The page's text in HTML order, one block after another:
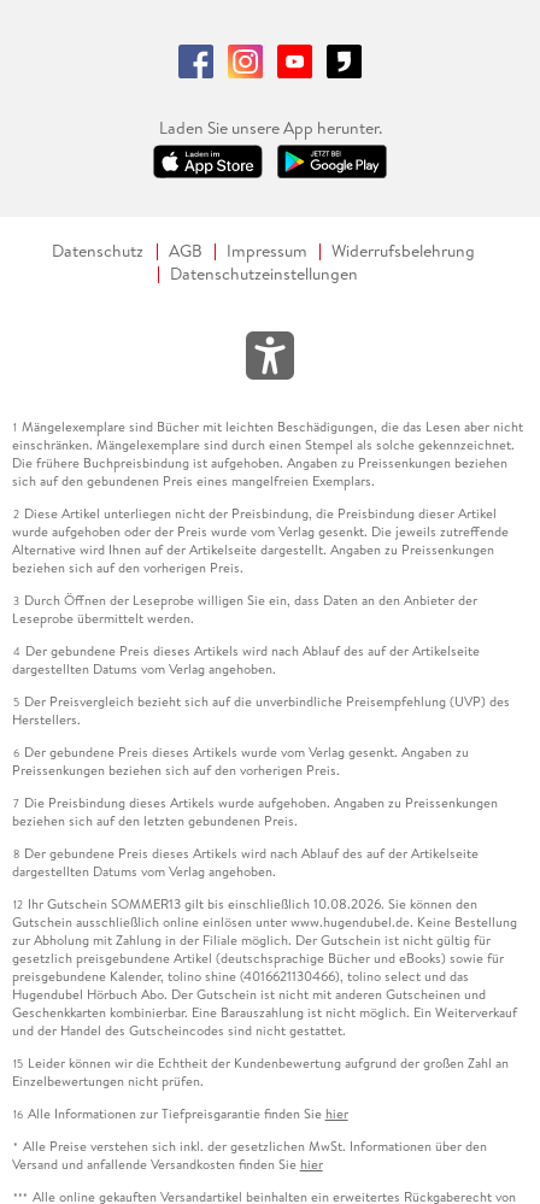
Laden Sie unsere App herunter.
Datenschutz AGB Impressum
Widerrufsbelehrung
Datenschutzeinstellungen
1 Mängelexemplare sind Bücher mit leichten Beschädigungen, die das Lesen aber nicht
einschränken. Mängelexemplare sind durch einen Stempel als solche gekennzeichnet.
Die frühere Buchpreisbindung ist aufgehoben. Angaben zu Preissenkungen beziehen
sich auf den gebundenen Preis eines mangelfreien Exemplars.
2 Diese Artikel unterliegen nicht der Preisbindung, die Preisbindung dieser Artikel
wurde aufgehoben oder der Preis wurde vom Verlag gesenkt. Die jeweils zutreffende
Alternative wird Ihnen auf der Artikelseite dargestellt. Angaben zu Preissenkungen
beziehen sich auf den vorherigen Preis.
3 Durch Öffnen der Leseprobe willigen Sie ein, dass Daten an den Anbieter der
Leseprobe übermittelt werden.
4 Der gebundene Preis dieses Artikels wird nach Ablauf des auf der Artikelseite
dargestellten Datums vom Verlag angehoben.
5 Der Preisvergleich bezieht sich auf die unverbindliche Preisempfehlung (UVP) des
Herstellers.
6 Der gebundene Preis dieses Artikels wurde vom Verlag gesenkt. Angaben zu
Preissenkungen beziehen sich auf den vorherigen Preis.
7 Die Preisbindung dieses Artikels wurde aufgehoben. Angaben zu Preissenkungen
beziehen sich auf den letzten gebundenen Preis.
8 Der gebundene Preis dieses Artikels wird nach Ablauf des auf der Artikelseite
dargestellten Datums vom Verlag angehoben.
12 Ihr Gutschein SOMMER13 gilt bis einschließlich 10.08.2026. Sie können den
Gutschein ausschließlich online einlösen unter www.hugendubel.de. Keine Bestellung
zur Abholung mit Zahlung in der Filiale möglich. Der Gutschein ist nicht gültig für
gesetzlich preisgebundene Artikel (deutschsprachige Bücher und eBooks) sowie für
preisgebundene Kalender, tolino shine (4016621130466), tolino select und das
Hugendubel Hörbuch Abo. Der Gutschein ist nicht mit anderen Gutscheinen und
Geschenkkarten kombinierbar. Eine Barauszahlung ist nicht möglich. Ein Weiterverkauf
und der Handel des Gutscheincodes sind nicht gestattet.
15 Leider können wir die Echtheit der Kundenbewertung aufgrund der großen Zahl an
Einzelbewertungen nicht prüfen.
16 Alle Informationen zur Tiefpreisgarantie finden Sie hier
* Alle Preise verstehen sich inkl. der gesetzlichen MwSt. Informationen über den
Versand und anfallende Versandkosten finden Sie hier
*** Alle online gekauften Versandartikel beinhalten ein erweitertes Rückgaberecht von